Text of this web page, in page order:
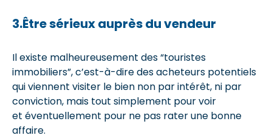
3.Être sérieux auprès du vendeur
Il existe malheureusement des “touristes
immobiliers”, c’est-à-dire des acheteurs potentiels
qui viennent visiter le bien non par intérêt, ni par
conviction, mais tout simplement pour voir
et éventuellement pour ne pas rater une bonne
affaire.